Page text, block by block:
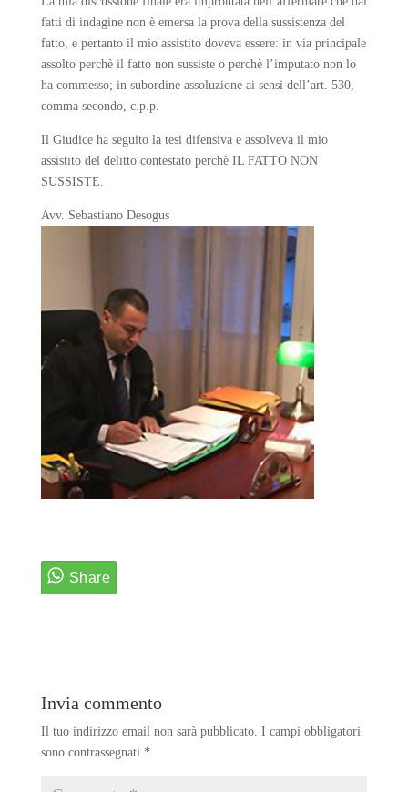
fatti di indagine non è emersa la prova della sussistenza del
fatto, e pertanto il mio assistito doveva essere: in via principale
assolto perchè il fatto non sussiste o perchè l’imputato non lo
ha commesso; in subordine assoluzione ai sensi dell’art. 530,
comma secondo, c.p.p.
Il Giudice ha seguito la tesi difensiva e assolveva il mio
assistito del delitto contestato perchè IL FATTO NON
SUSSISTE.
Avv. Sebastiano Desogus
Invia commento
Il tuo indirizzo email non sarà pubblicato. I campi obbligatori
sono contrassegnati *